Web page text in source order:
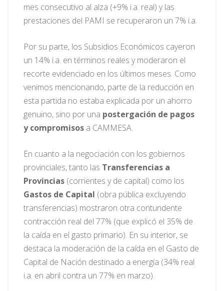
mes consecutivo al alza (+9% i.a. real) y las
prestaciones del PAMI se recuperaron un 7% i.a.
Por su parte, los Subsidios Económicos cayeron
un 14% i.a. en términos reales y moderaron el
recorte evidenciado en los últimos meses. Como
venimos mencionando, parte de la reducción en
esta partida no estaba explicada por un ahorro
genuino, sino por una postergación de pagos
y compromisos a CAMMESA.
En cuanto a la negociación con los gobiernos
provinciales, tanto las Transferencias a
Provincias (corrientes y de capital) como los
Gastos de Capital (obra pública excluyendo
transferencias) mostraron otra contundente
contracción real del 77% (que explicó el 35% de
la caída en el gasto primario). En su interior, se
destaca la moderación de la caída en el Gasto de
Capital de Nación destinado a energía (34% real
i.a. en abril contra un 77% en marzo).